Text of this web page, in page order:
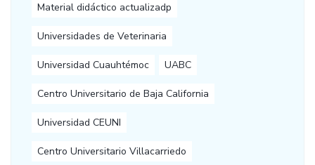
Material didáctico actualizadp
Universidades de Veterinaria
Universidad Cuauhtémoc UABC
Centro Universitario de Baja California
Universidad CEUNI
Centro Universitario Villacarriedo